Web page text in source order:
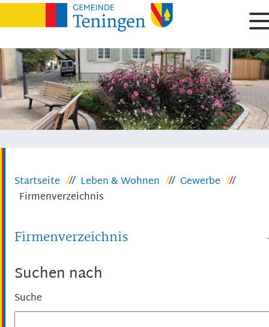
Startseite Leben & Wohnen
Gewerbe
Firmenverzeichnis
Firmenverzeichnis
Suchen nach
Suche